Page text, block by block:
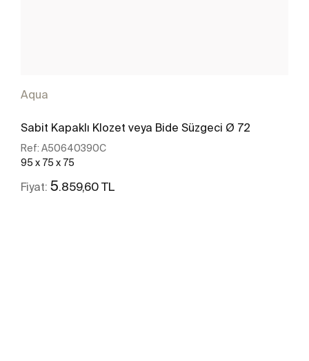
Aqua
Sabit Kapaklı Klozet veya Bide Süzgeci Ø 72
Ref: A50640390C
95 x 75 x 75
Fiyat: 5 .859,60 TL